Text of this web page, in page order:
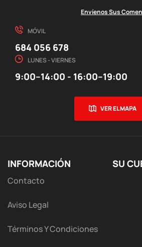
Envíenos Sus
MÓVIL
684 056 678
LUNES - VIERNES
9:00–14:00 - 16:00–19:00
VER EL MAPA
INFORMACIÓN
Contacto
Aviso Legal
Términos Y Condiciones
SU